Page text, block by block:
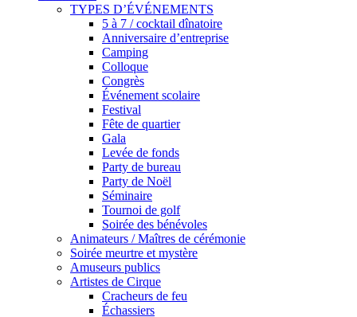
TYPES D’ÉVÉNEMENTS
5 à 7 / cocktail dînatoire
Anniversaire d’entreprise
Camping
Colloque
Congrès
Événement scolaire
Festival
Fête de quartier
Gala
Levée de fonds
Party de bureau
Party de Noël
Séminaire
Tournoi de golf
Soirée des bénévoles
Animateurs / Maîtres de cérémonie
Soirée meurtre et mystère
Amuseurs publics
Artistes de Cirque
Cracheurs de feu
Échassiers